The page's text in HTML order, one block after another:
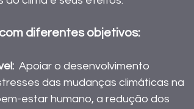
diferentes objetivos:
Apoiar o desenvolvimento
das mudanças climáticas na
estar humano, a redução dos